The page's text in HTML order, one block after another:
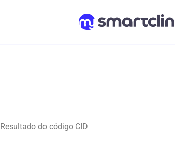
Resultado do código CID